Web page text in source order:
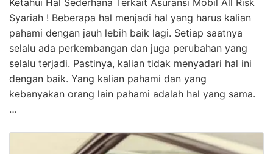
Syariah ! Beberapa hal menjadi hal yang harus kalian
pahami dengan jauh lebih baik lagi. Setiap saatnya
selalu ada perkembangan dan juga perubahan yang
selalu terjadi. Pastinya, kalian tidak menyadari hal ini
dengan baik. Yang kalian pahami dan yang
kebanyakan orang lain pahami adalah hal yang sama.
…